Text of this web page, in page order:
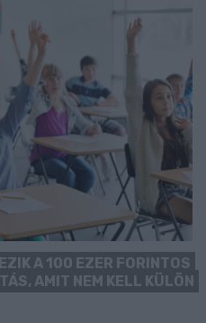
A 100 EZER FORINTOS
AMIT NEM KELL KÜLÖN